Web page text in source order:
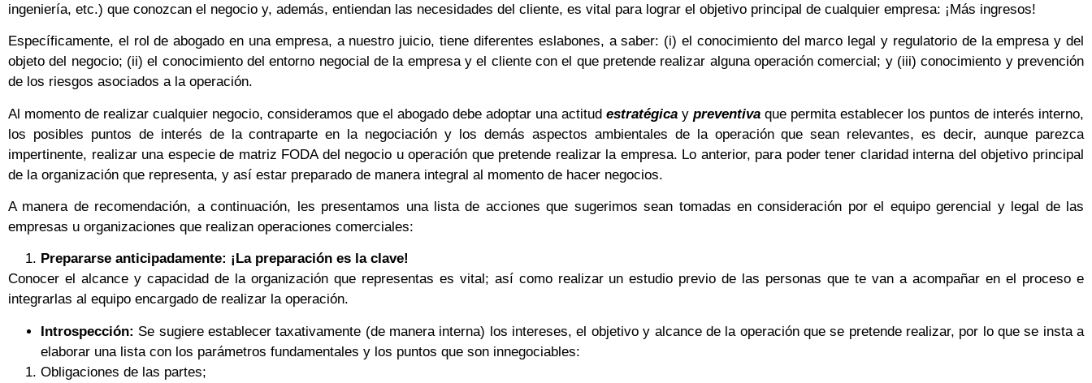
ingeniería, etc.) que conozcan el negocio y, además, entiendan las necesidades del cliente, es vital para lograr el objetivo principal de cualquier empresa: ¡Más ingresos!
Específicamente, el rol de abogado en una empresa, a nuestro juicio, tiene diferentes eslabones, a saber: (i) el conocimiento del marco legal y regulatorio de la empresa y del
objeto del negocio; (ii) el conocimiento del entorno negocial de la empresa y el cliente con el que pretende realizar alguna operación comercial; y (iii) conocimiento y prevención
de los riesgos asociados a la operación.
Al momento de realizar cualquier negocio, consideramos que el abogado debe adoptar una actitud estratégica y preventiva que permita establecer los puntos de interés interno,
los posibles puntos de interés de la contraparte en la negociación y los demás aspectos ambientales de la operación que sean relevantes, es decir, aunque parezca
impertinente, realizar una especie de matriz FODA del negocio u operación que pretende realizar la empresa. Lo anterior, para poder tener claridad interna del objetivo principal
de la organización que representa, y así estar preparado de manera integral al momento de hacer negocios.
A manera de recomendación, a continuación, les presentamos una lista de acciones que sugerimos sean tomadas en consideración por el equipo gerencial y legal de las
empresas u organizaciones que realizan operaciones comerciales:
Prepararse anticipadamente: ¡La preparación es la clave!
Conocer el alcance y capacidad de la organización que representas es vital; así como realizar un estudio previo de las personas que te van a acompañar en el proceso e
integrarlas al equipo encargado de realizar la operación.
Introspección: Se sugiere establecer taxativamente (de manera interna) los intereses, el objetivo y alcance de la operación que se pretende realizar, por lo que se insta a
elaborar una lista con los parámetros fundamentales y los puntos que son innegociables:
Obligaciones de las partes;